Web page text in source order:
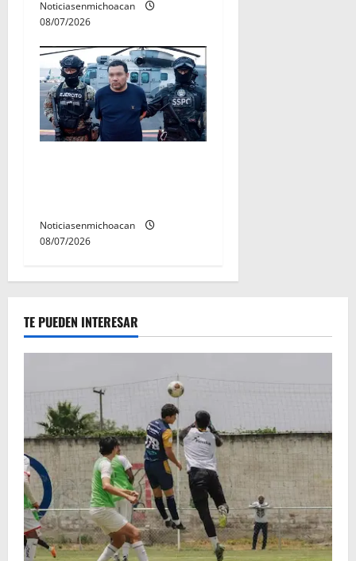
Noticiasenmichoacan
08/07/2026
Noticiasenmichoacan
08/07/2026
TE PUEDEN INTERESAR